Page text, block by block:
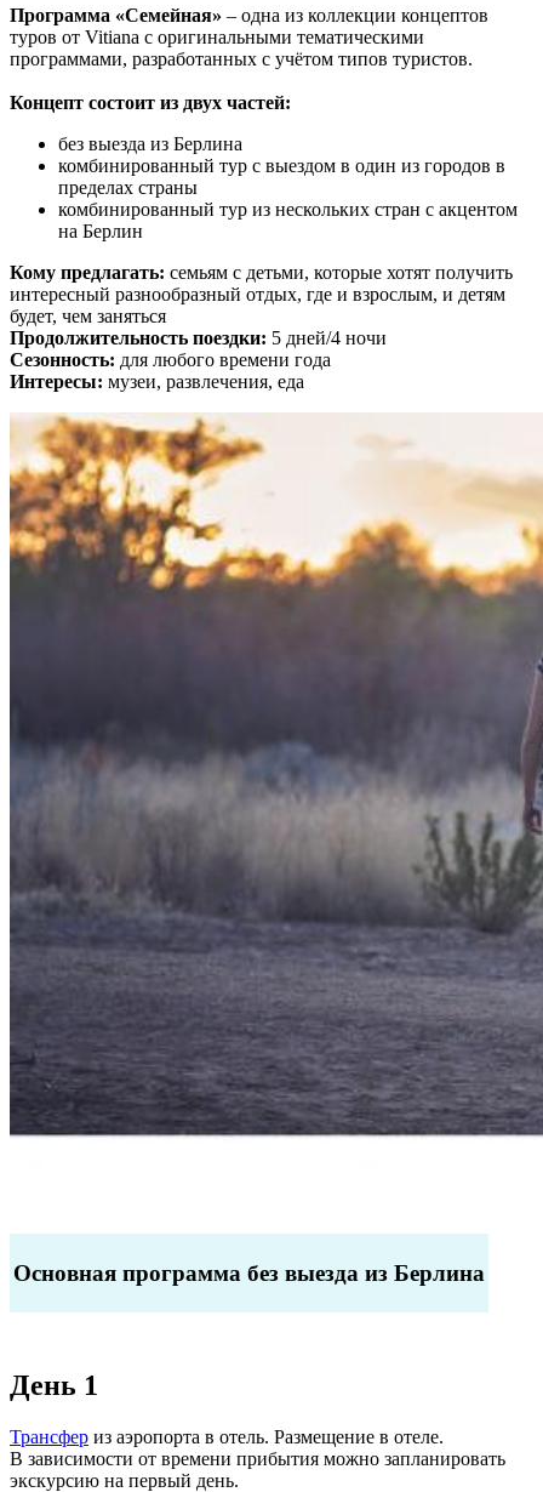
Программа «Семейная» – одна из коллекции концептов
туров от Vitiana с оригинальными тематическими
программами, разработанных с учётом типов туристов.
Концепт состоит из двух частей:
без выезда из Берлина
комбинированный тур с выездом в один из городов в
пределах страны
комбинированный тур из нескольких стран с акцентом
на Берлин
Кому предлагать: семьям с детьми, которые хотят получить
интересный разнообразный отдых, где и взрослым, и детям
будет, чем заняться
Продолжительность поездки: 5 дней/4 ночи
Сезонность: для любого времени года
Интересы: музеи, развлечения, еда
Основная программа без выезда из Берлина
День 1
Трансфер из аэропорта в отель. Размещение в отеле.
В зависимости от времени прибытия можно запланировать
экскурсию на первый день.